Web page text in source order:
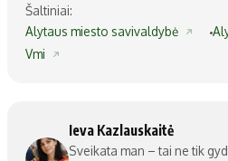
Šaltiniai:
Alytaus miesto savivaldybė
Vmi
Ieva Kazlauskaitė
Sveikata man – tai ne tik